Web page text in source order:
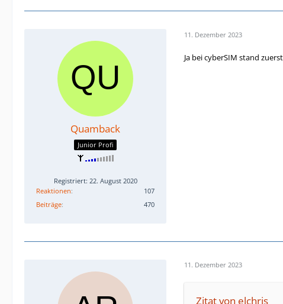
Quamback
Junior Profi
Registriert: 22. August 2020
Reaktionen
107
Beiträge
470
11. Dezember 2023
Ja bei cyberSIM stand
11. Dezember 2023
Zitat von elchris